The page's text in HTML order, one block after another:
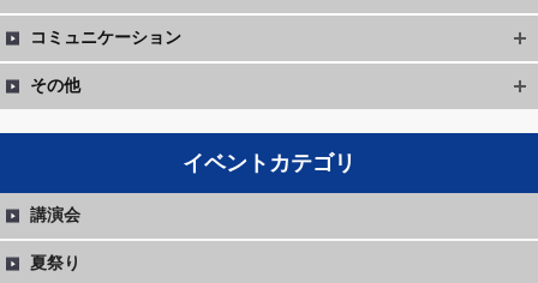
コミュニケーション
その他
イベントカテゴリ
講演会
夏祭り